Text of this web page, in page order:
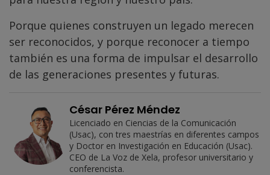
Porque quienes construyen un legado merecen
ser reconocidos, y porque reconocer a tiempo
también es una forma de impulsar el desarrollo
de las generaciones presentes y futuras.
César Pérez Méndez
Licenciado en Ciencias de la Comunicación
(Usac), con tres maestrías en diferentes campos
y Doctor en Investigación en Educación (Usac).
CEO de La Voz de Xela, profesor universitario y
conferencista.